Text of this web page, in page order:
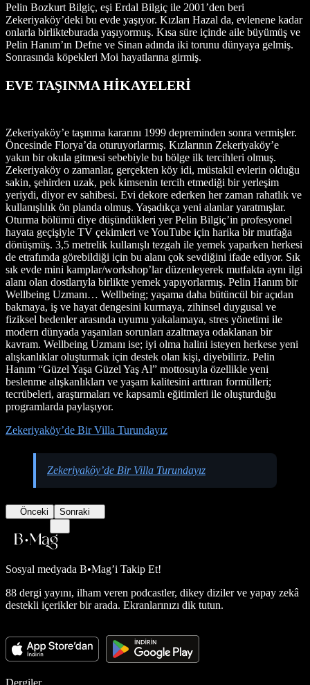
Pelin Bozkurt Bilgiç, eşi Erdal Bilgiç ile 2001’den beri
Zekeriyaköy’deki bu evde yaşıyor. Kızları Hazal da, evlenene kadar
onlarla birlikteburada yaşıyormuş. Kısa süre içinde aile büyümüş ve
Pelin Hanım’ın Defne ve Sinan adında iki torunu dünyaya gelmiş.
Sonrasında köpekleri Moi hayatlarına girmiş.
EVE TAŞINMA HİKAYELERİ
Zekeriyaköy’e taşınma kararını 1999 depreminden sonra vermişler.
Öncesinde Florya’da oturuyorlarmış. Kızlarının Zekeriyaköy’e
yakın bir okula gitmesi sebebiyle bu bölge ilk tercihleri olmuş.
Zekeriyaköy o zamanlar, gerçekten köy idi, müstakil evlerin olduğu
sakin, şehirden uzak, pek kimsenin tercih etmediği bir yerleşim
yeriydi, diyor ev sahibesi. Evi dekore ederken her zaman rahatlık ve
kullanışlılık ön planda olmuş. Yaşadıkça yeni alanlar yaratmışlar.
Oturma bölümü diye düşündükleri yer Pelin Bilgiç’in profesyonel
hayata geçişiyle TV çekimleri ve YouTube için harika bir mutfağa
dönüşmüş. 3,5 metrelik kullanışlı tezgah ile yemek yaparken herkesi
de etrafımda görebildiği için bu alanı çok sevdiğini ifade ediyor. Sık
sık evde mini kamplar/workshop’lar düzenleyerek mutfakta aynı ilgi
alanı olan dostlarıyla birlikte yemek yapıyorlarmış. Pelin Hanım bir
Wellbeing Uzmanı… Wellbeing; yaşama daha bütüncül bir açıdan
bakmaya, iş ve hayat dengesini kurmaya, zihinsel duygusal ve
fiziksel bedenler arasında uyumu yakalamaya, stres yönetimi ile
modern dünyada yaşanılan sorunları azaltmaya odaklanan bir
kavram. Wellbeing Uzmanı ise; iyi olma halini isteyen herkese yeni
alışkanlıklar oluşturmak için destek olan kişi, diyebiliriz. Pelin
Hanım “Güzel Yaşa Güzel Yaş Al” mottosuyla özellikle yeni
beslenme alışkanlıkları ve yaşam kalitesini arttıran formülleri;
tecrübeleri, araştırmaları ve kapsamlı eğitimleri ile oluşturduğu
programlarda paylaşıyor.
Zekeriyaköy’de Bir Villa Turundayız
Zekeriyaköy’de Bir Villa Turundayız
Önceki Sonraki
Sosyal medyada B•Mag’i Takip Et!
88 dergi yayını, ilham veren podcastler, dikey diziler ve yapay zekâ
destekli içerikler bir arada. Ekranlarınızı dik tutun.
Dergiler